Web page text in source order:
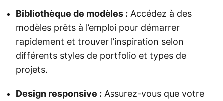
Bibliothèque de modèles : Accédez à des
modèles prêts à l’emploi pour démarrer
rapidement et trouver l’inspiration selon
différents styles de portfolio et types de
projets.
Design responsive : Assurez-vous que votre